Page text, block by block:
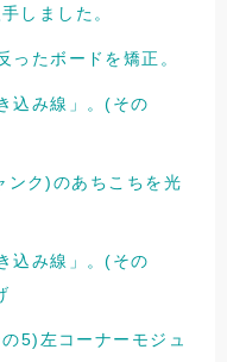
しました。
ったボードを矯正。
込み線」。(その
ンク)のあちこちを光
込み線」。(その
5)左コーナーモジュ